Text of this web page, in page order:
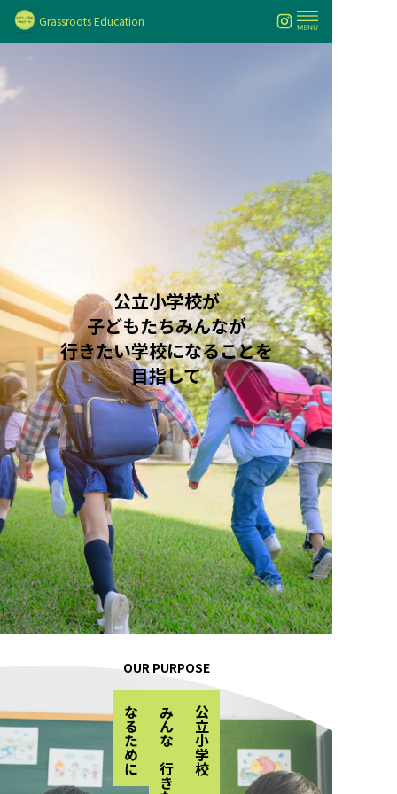
Grassroots Education
公立小学校が
子どもたちみんなが
行きたい学校になることを
目指して
OUR PURPOSE
公立小学校が
なるために